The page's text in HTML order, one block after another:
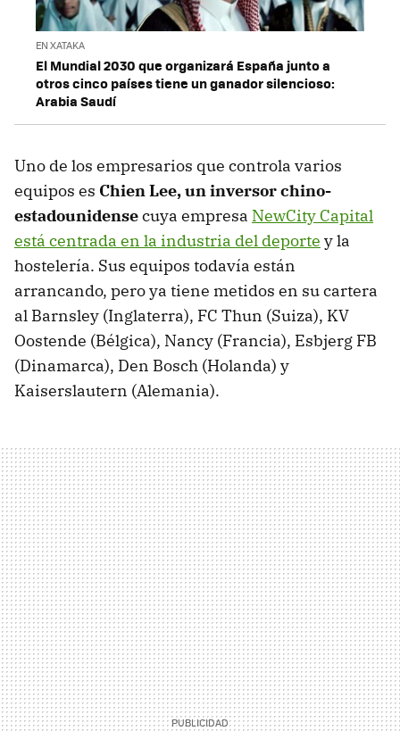
EN XATAKA
El Mundial 2030 que organizará España junto a
otros cinco países tiene un ganador silencioso:
Arabia Saudí
Uno de los empresarios que controla varios
equipos es Chien Lee, un inversor chino-
estadounidensecuya empresa NewCity Capital
está centrada en la industria del deporte y la
hostelería. Sus equipos todavía están
arrancando, pero ya tiene metidos en su cartera
al Barnsley (Inglaterra), FC Thun (Suiza), KV
Oostende (Bélgica), Nancy (Francia), Esbjerg FB
(Dinamarca), Den Bosch (Holanda) y
Kaiserslautern (Alemania).